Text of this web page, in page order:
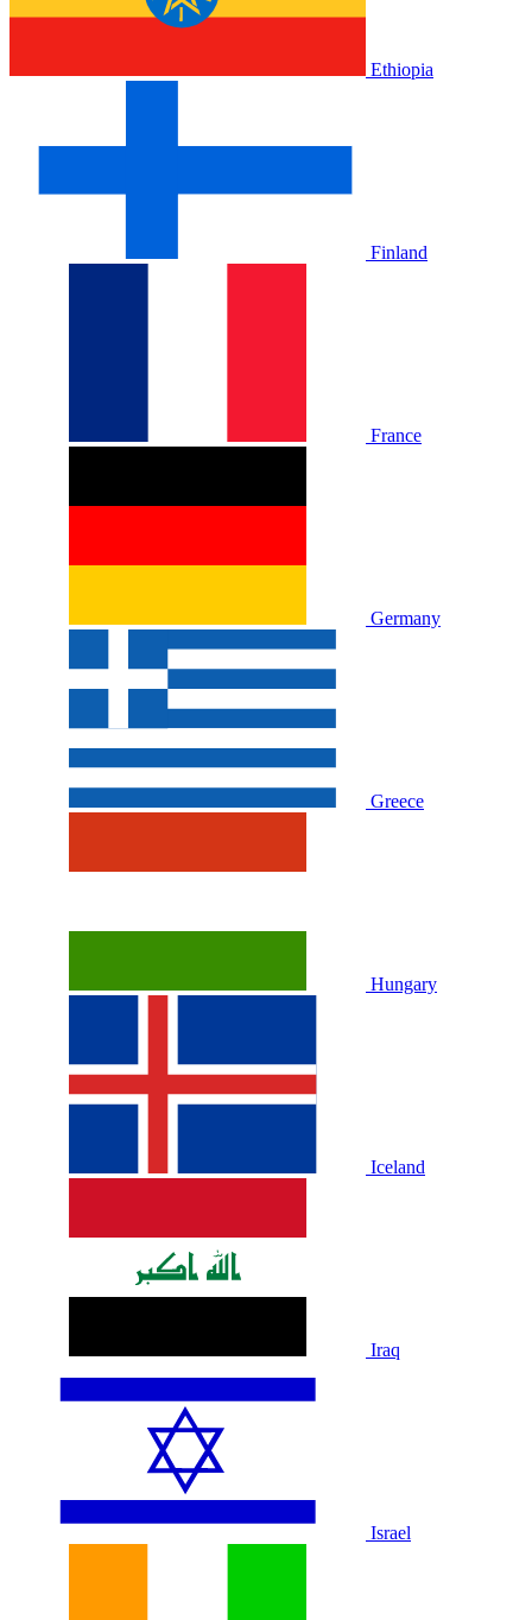
Ethiopia
Finland
France
Germany
Greece
Hungary
Iceland
Iraq
Israel